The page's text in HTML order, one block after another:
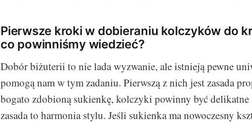
Pierwsze kroki w dobieraniu kolczyków do
co powinniśmy wiedzieć?
Dobór biżuterii to nie lada wyzwanie, ale istnieją pewne
pomogą nam w tym zadaniu. Pierwszą z nich jest zasada
bogato zdobioną sukienkę, kolczyki powinny być
zasada to harmonia stylu. Jeśli sukienka ma nowoczesny